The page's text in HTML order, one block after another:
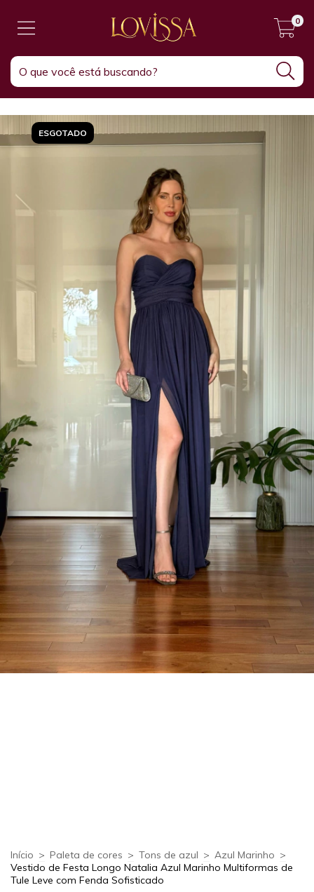
0
ESGOTADO
Início > Paleta de cores > Tons de azul > Azul Marinho >
Vestido de Festa Longo Natalia Azul Marinho Multiformas de
Tule Leve com Fenda Sofisticado